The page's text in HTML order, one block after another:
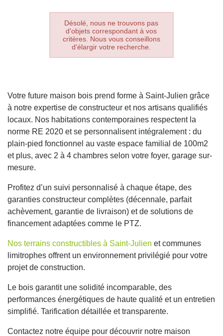
Désolé, nous ne trouvons pas
d'objets correspondant à vos
critères. Nous vous conseillons
d'élargir votre recherche.
Votre future maison bois prend forme à Saint-Julien grâce
à notre expertise de constructeur et nos artisans qualifiés
locaux. Nos habitations contemporaines respectent la
norme RE 2020 et se personnalisent intégralement : du
plain-pied fonctionnel au vaste espace familial de 100m2
et plus, avec 2 à 4 chambres selon votre foyer, garage sur-
mesure.
Profitez d’un suivi personnalisé à chaque étape, des
garanties constructeur complètes (décennale, parfait
achèvement, garantie de livraison) et de solutions de
financement adaptées comme le PTZ.
Nos terrains constructibles à Saint-Julien et communes
limitrophes offrent un environnement privilégié pour votre
projet de construction.
Le bois garantit une solidité incomparable, des
performances énergétiques de haute qualité et un entretien
simplifié. Tarification détaillée et transparente.
Contactez notre équipe pour découvrir notre maison